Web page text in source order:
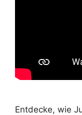
Entdecke, wie